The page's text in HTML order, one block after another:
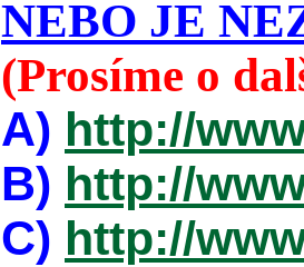
NEBO JE
(Prosíme o
A) http://
B) http://
C) http://